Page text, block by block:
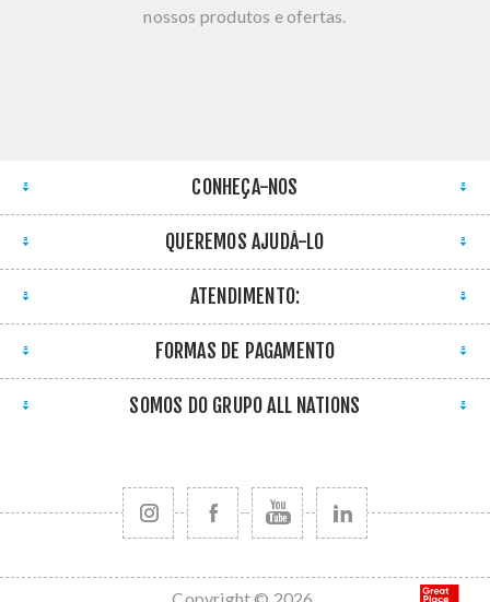
nossos produtos e ofertas.
CONHEÇA-NOS
QUEREMOS AJUDÁ-LO
ATENDIMENTO:
FORMAS DE PAGAMENTO
SOMOS DO GRUPO ALL NATIONS